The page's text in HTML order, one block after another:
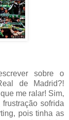
sobre o
de Madrid?!
me ralar! Sim,
sofrida
pois tinha as